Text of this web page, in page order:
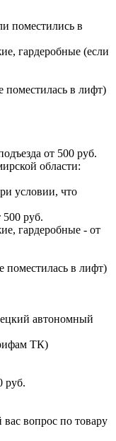
поместились в
гардеробные (если
поместилась в лифт)
от 500 руб.
области:
условии, что
руб.
гардеробные - от
поместилась в лифт)
автономный
ТК)
руб.
вопрос по товару